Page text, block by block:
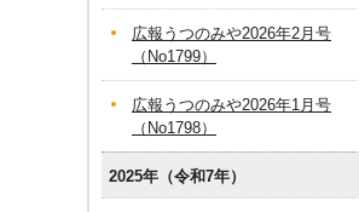
広報うつのみや2026年2月号
（No1799）
広報うつのみや2026年1月号
（No1798）
2025年（令和7年）